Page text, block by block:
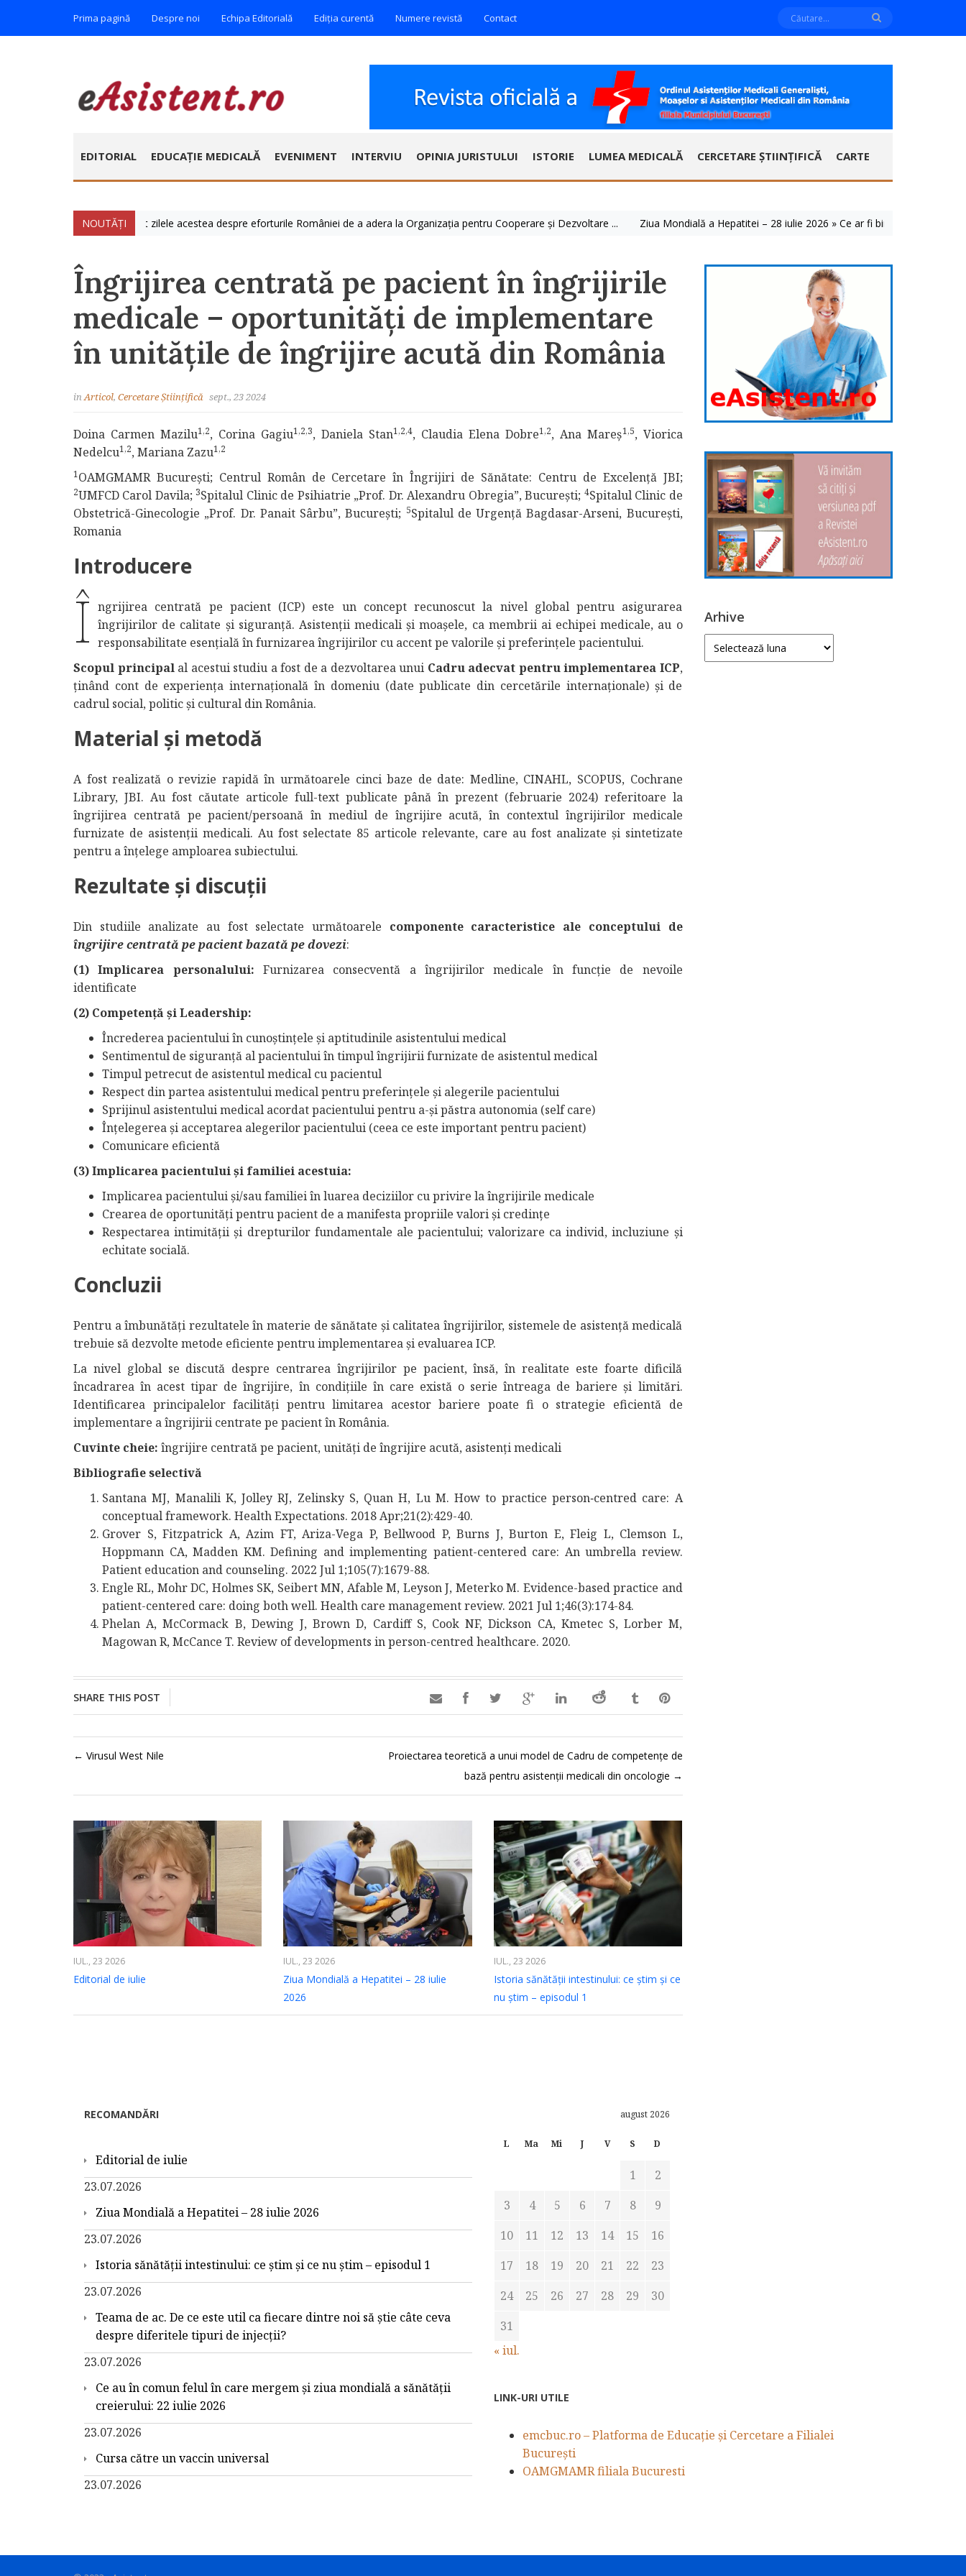
Prima pagină Despre noi Echipa Editorială Ediția curentă Numere revistă Contact
EDITORIAL EDUCAȚIE MEDICALĂ EVENIMENT INTERVIU OPINIA JURISTULUI ISTORIE LUMEA MEDICALĂ CERCETARE ȘTIINȚIFICĂ CARTE
NOUTĂȚI
» Vorbim foarte mult zilele acestea despre eforturile României de a adera la Organizația pentru Cooperare și Dezvoltare ... Ziua Mondială a Hepatitei – 28 iulie 2026 » Ce ar fi bine să știm despre
Îngrijirea centrată pe pacient în îngrijirile
medicale – oportunități de implementare
în unitățile de îngrijire acută din România
inArticol, Cercetare Științifică sept., 23 2024
Doina Carmen Mazilu1,2, Corina Gagiu1,2,3, Daniela Stan1,2,4, Claudia Elena Dobre1,2, Ana Mareș1,5, Viorica
Nedelcu1,2, Mariana Zazu1,2
1OAMGMAMR București; Centrul Român de Cercetare în Îngrijiri de Sănătate: Centru de Excelență JBI;
2UMFCD Carol Davila; 3Spitalul Clinic de Psihiatrie „Prof. Dr. Alexandru Obregia”, București; 4Spitalul Clinic de
Obstetrică-Ginecologie „Prof. Dr. Panait Sârbu”, București; 5Spitalul de Urgență Bagdasar-Arseni, București,
Romania
Introducere
Î ngrijirea centrată pe pacient (ICP) este un concept recunoscut la nivel global pentru asigurarea
îngrijirilor de calitate și siguranță. Asistenții medicali și moașele, ca membrii ai echipei medicale, au o
responsabilitate esențială în furnizarea îngrijirilor cu accent pe valorile și preferințele pacientului.
Scopul principalal acestui studiu a fost de a dezvoltarea unui Cadru adecvat pentru implementarea ICP,
ținând cont de experiența internațională în domeniu (date publicate din cercetările internaționale) și de
cadrul social, politic și cultural din România.
Material și metodă
A fost realizată o revizie rapidă în următoarele cinci baze de date: Medline, CINAHL, SCOPUS, Cochrane
Library, JBI. Au fost căutate articole full-text publicate până în prezent (februarie 2024) referitoare la
îngrijirea centrată pe pacient/persoană în mediul de îngrijire acută, în contextul îngrijirilor medicale
furnizate de asistenții medicali. Au fost selectate 85 articole relevante, care au fost analizate și sintetizate
pentru a înțelege amploarea subiectului.
Rezultate și discuții
Din studiile analizate au fost selectate următoarele componente caracteristice ale conceptului de
îngrijire centrată pe pacient bazată pe dovezi:
(1) Implicarea personalului: Furnizarea consecventă a îngrijirilor medicale în funcție de nevoile
identificate
(2) Competență și Leadership:
Încrederea pacientului în cunoștințele și aptitudinile asistentului medical
Sentimentul de siguranță al pacientului în timpul îngrijirii furnizate de asistentul medical
Timpul petrecut de asistentul medical cu pacientul
Respect din partea asistentului medical pentru preferințele și alegerile pacientului
Sprijinul asistentului medical acordat pacientului pentru a-și păstra autonomia (self care)
Înțelegerea și acceptarea alegerilor pacientului (ceea ce este important pentru pacient)
Comunicare eficientă
(3) Implicarea pacientului și familiei acestuia:
Implicarea pacientului și/sau familiei în luarea deciziilor cu privire la îngrijirile medicale
Crearea de oportunități pentru pacient de a manifesta propriile valori și credințe
Respectarea intimității și drepturilor fundamentale ale pacientului; valorizare ca individ, incluziune și
echitate socială.
Concluzii
Pentru a îmbunătăți rezultatele în materie de sănătate și calitatea îngrijirilor, sistemele de asistență medicală
trebuie să dezvolte metode eficiente pentru implementarea și evaluarea ICP.
La nivel global se discută despre centrarea îngrijirilor pe pacient, însă, în realitate este foarte dificilă
încadrarea în acest tipar de îngrijire, în condițiile în care există o serie întreaga de bariere și limitări.
Identificarea principalelor facilități pentru limitarea acestor bariere poate fi o strategie eficientă de
implementare a îngrijirii centrate pe pacient în România.
Cuvinte cheie: îngrijire centrată pe pacient, unități de îngrijire acută, asistenți medicali
Bibliografie selectivă
Santana MJ, Manalili K, Jolley RJ, Zelinsky S, Quan H, Lu M. How to practice person‐centred care: A
conceptual framework. Health Expectations. 2018 Apr;21(2):429-40.
Grover S, Fitzpatrick A, Azim FT, Ariza-Vega P, Bellwood P, Burns J, Burton E, Fleig L, Clemson L,
Hoppmann CA, Madden KM. Defining and implementing patient-centered care: An umbrella review.
Patient education and counseling. 2022 Jul 1;105(7):1679-88.
Engle RL, Mohr DC, Holmes SK, Seibert MN, Afable M, Leyson J, Meterko M. Evidence-based practice and
patient-centered care: doing both well. Health care management review. 2021 Jul 1;46(3):174-84.
Phelan A, McCormack B, Dewing J, Brown D, Cardiff S, Cook NF, Dickson CA, Kmetec S, Lorber M,
Magowan R, McCance T. Review of developments in person-centred healthcare. 2020.
SHARE THIS POST 
← Virusul West Nile
Proiectarea teoretică a unui model de Cadru de competențe de
bază pentru asistenții medicali din oncologie →
IUL., 23 2026
Editorial de iulie
IUL., 23 2026
Ziua Mondială a Hepatitei – 28 iulie
2026
IUL., 23 2026
Istoria sănătății intestinului: ce știm și ce
nu știm – episodul 1
Arhive
Arhive
RECOMANDĂRI
Editorial de iulie
23.07.2026
Ziua Mondială a Hepatitei – 28 iulie 2026
23.07.2026
Istoria sănătății intestinului: ce știm și ce nu știm – episodul 1
23.07.2026
Teama de ac. De ce este util ca fiecare dintre noi să știe câte ceva
despre diferitele tipuri de injecții?
23.07.2026
Ce au în comun felul în care mergem și ziua mondială a sănătății
creierului: 22 iulie 2026
23.07.2026
Cursa către un vaccin universal
23.07.2026
august 2026
L Ma Mi J V S D
1
2
3
4 5 6 7 8
9
10
11 12 13 14 15
16
17
18 19 20 21 22
23
24
25 26 27 28 29
30
31
« iul.
LINK-URI UTILE
emcbuc.ro – Platforma de Educație și Cercetare a Filialei
București
OAMGMAMR filiala Bucuresti